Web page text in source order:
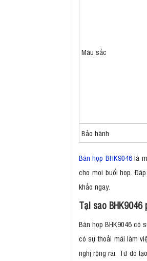
Màu sắc
Bảo hành
Bàn họp BHK9046là
cho mọi buổi họp.
khảo ngay.
Tại sao
Bàn họp BHK9046 có
có sự thoải mái làm
nghị rộng rãi. Từ đó